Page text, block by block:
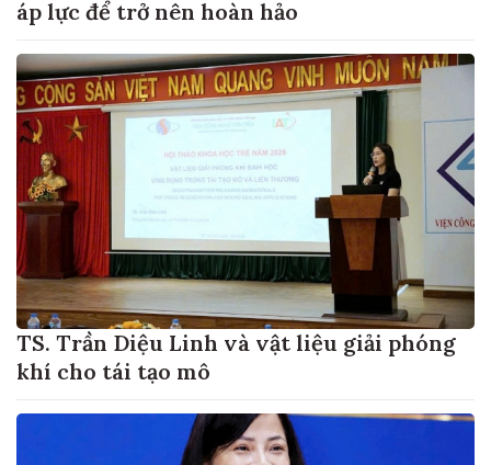
áp lực để trở nên hoàn hảo
TS. Trần Diệu Linh và vật liệu giải phóng
khí cho tái tạo mô